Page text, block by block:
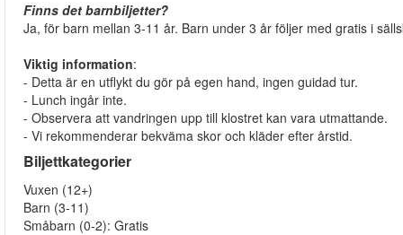
Finns det barnbiljetter?
Ja, för barn mellan 3-11 år. Barn under 3 år följer med gratis i
Viktig information:
- Detta är en utflykt du gör på egen hand, ingen guidad tur.
- Lunch ingår inte.
- Observera att vandringen upp till klostret kan vara utmattande.
- Vi rekommenderar bekväma skor och kläder efter årstid.
Biljettkategorier
Vuxen (12+)
Barn (3-11)
Småbarn (0-2): Gratis